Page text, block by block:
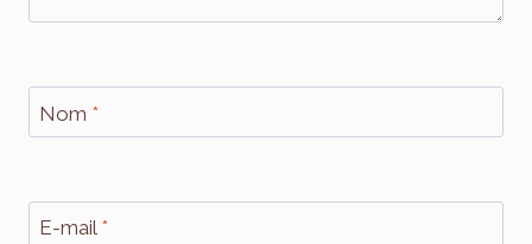
Nom *
E-mail *